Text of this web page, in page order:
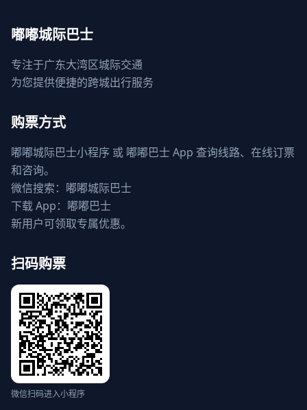
嘟嘟城际巴士
专注于广东大湾区城际交通
为您提供便捷的跨城出行服务
购票方式
嘟嘟城际巴士小程序 或 嘟嘟巴士 App 查询线路、在线订票
和咨询。
微信搜索：嘟嘟城际巴士
下载 App：嘟嘟巴士
新用户可领取专属优惠。
扫码购票
微信扫码进入小程序